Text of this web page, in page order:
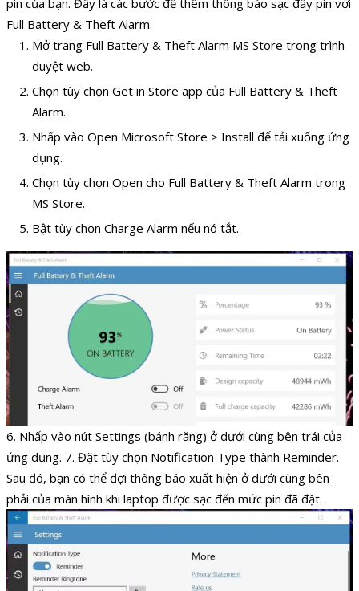
Full Battery & Theft Alarm.
Mở trang Full Battery & Theft Alarm MS Store trong trình
duyệt web.
Chọn tùy chọn Get in Store app của Full Battery & Theft
Alarm.
Nhấp vào Open Microsoft Store > Install để tải xuống ứng
dụng.
Chọn tùy chọn Open cho Full Battery & Theft Alarm trong
MS Store.
Bật tùy chọn Charge Alarm nếu nó tắt.
6. Nhấp vào nút Settings (bánh răng) ở dưới cùng bên trái của
ứng dụng. 7. Đặt tùy chọn Notification Type thành Reminder.
Sau đó, bạn có thể đợi thông báo xuất hiện ở dưới cùng bên
phải của màn hình khi laptop được sạc đến mức pin đã đặt.